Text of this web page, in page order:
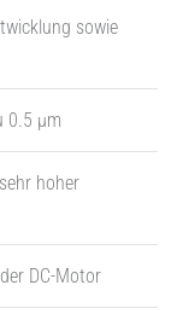
sowie
0.5 µm
hoher
DC-Motor